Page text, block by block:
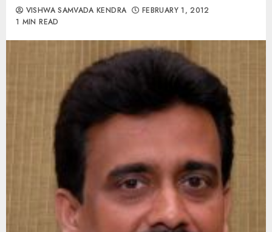
VISHWA SAMVADA KENDRA
FEBRUARY 1, 2012
1 MIN READ